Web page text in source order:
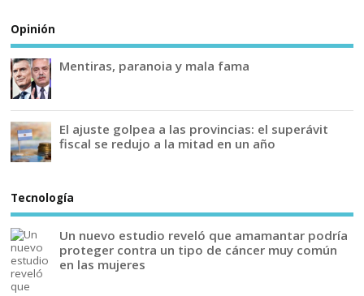
Opinión
Mentiras, paranoia y mala fama
El ajuste golpea a las provincias: el superávit
fiscal se redujo a la mitad en un año
Tecnología
Un nuevo estudio reveló que amamantar podría
proteger contra un tipo de cáncer muy común
en las mujeres